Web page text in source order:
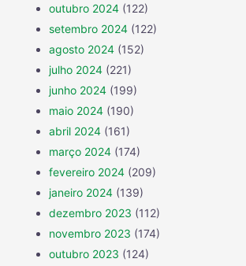
outubro 2024 (122)
setembro 2024 (122)
agosto 2024 (152)
julho 2024 (221)
junho 2024 (199)
maio 2024 (190)
abril 2024 (161)
março 2024 (174)
fevereiro 2024 (209)
janeiro 2024 (139)
dezembro 2023 (112)
novembro 2023 (174)
outubro 2023 (124)